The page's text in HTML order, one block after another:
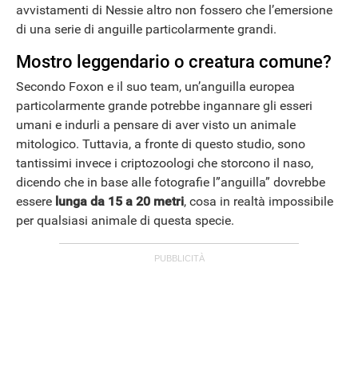
avvistamenti di Nessie altro non fossero che l’emersione
di una serie di anguille particolarmente grandi.
Mostro leggendario o creatura comune?
Secondo Foxon e il suo team, un’anguilla europea
particolarmente grande potrebbe ingannare gli esseri
umani e indurli a pensare di aver visto un animale
mitologico. Tuttavia, a fronte di questo studio, sono
tantissimi invece i criptozoologi che storcono il naso,
dicendo che in base alle fotografie l”anguilla” dovrebbe
essere lunga da 15 a 20 metri, cosa in realtà impossibile
per qualsiasi animale di questa specie.